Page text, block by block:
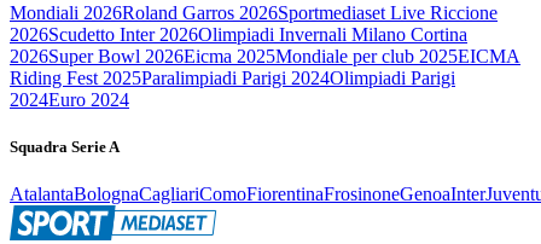
Mondiali 2026Roland Garros 2026Sportmediaset Live Riccione
2026Scudetto Inter 2026Olimpiadi Invernali Milano Cortina
2026Super Bowl 2026Eicma 2025Mondiale per club 2025EICMA
Riding Fest 2025Paralimpiadi Parigi 2024Olimpiadi Parigi
2024Euro 2024
Squadra Serie A
AtalantaBolognaCagliariComoFiorentinaFrosinoneGenoaInter